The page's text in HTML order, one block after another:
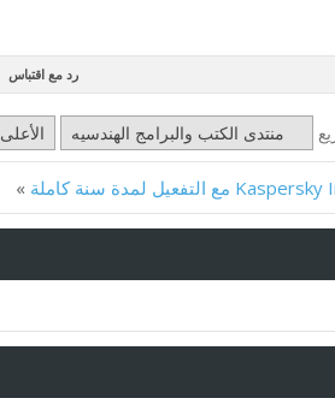
رد مع اقتباس
منتدى الكتب والبرامج الهندسيه الأعلى
»